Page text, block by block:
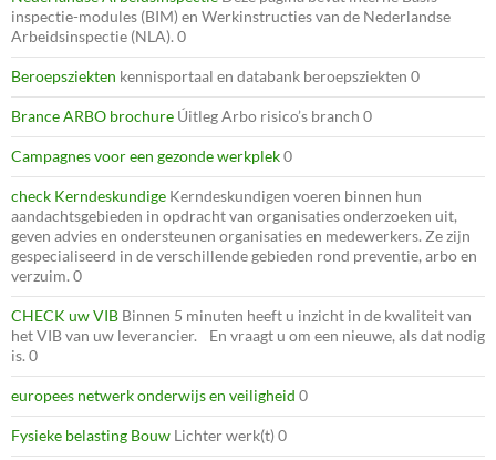
inspectie-modules (BIM) en Werkinstructies van de Nederlandse
Arbeidsinspectie (NLA). 0
Beroepsziekten kennisportaal en databank beroepsziekten 0
Brance ARBO brochure Úitleg Arbo risico’s branch 0
Campagnes voor een gezonde werkplek0
check Kerndeskundige Kerndeskundigen voeren binnen hun
aandachtsgebieden in opdracht van organisaties onderzoeken uit,
geven advies en ondersteunen organisaties en medewerkers. Ze zijn
gespecialiseerd in de verschillende gebieden rond preventie, arbo en
verzuim. 0
CHECK uw VIB Binnen 5 minuten heeft u inzicht in de kwaliteit van
het VIB van uw leverancier. En vraagt u om een nieuwe, als dat nodig
is. 0
europees netwerk onderwijs en veiligheid 0
Fysieke belasting Bouw Lichter werk(t) 0